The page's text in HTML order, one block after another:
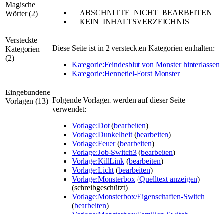
Magische
Wörter (2)
__ABSCHNITTE_NICHT_BEARBEITEN__
__KEIN_INHALTSVERZEICHNIS__
Versteckte
Kategorien
(2)
Diese Seite ist in 2 versteckten Kategorien enthalten:
Kategorie:Feindesblut von Monster hinterlassen
Kategorie:Hennetiel-Forst Monster
Eingebundene
Vorlagen (13) Folgende Vorlagen werden auf dieser Seite
verwendet:
Vorlage:Dot (bearbeiten)
Vorlage:Dunkelheit (bearbeiten)
Vorlage:Feuer(bearbeiten)
Vorlage:Job-Switch3 (bearbeiten)
Vorlage:KillLink (bearbeiten)
Vorlage:Licht (bearbeiten)
Vorlage:Monsterbox (Quelltext anzeigen)
(schreibgeschützt)
Vorlage:Monsterbox/Eigenschaften-Switch
(bearbeiten)